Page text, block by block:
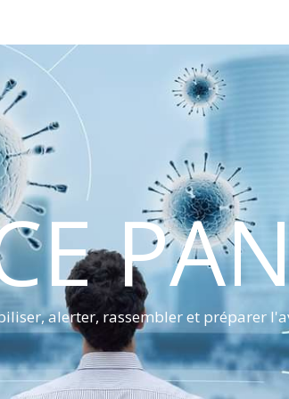
alerter, rassembler et préparer